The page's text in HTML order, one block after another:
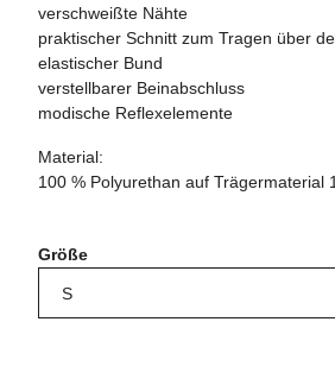
verschweißte Nähte
praktischer Schnitt zum Tragen über
elastischer Bund
verstellbarer Beinabschluss
modische Reflexelemente
Material:
100 % Polyurethan auf Trägermaterial
Größe